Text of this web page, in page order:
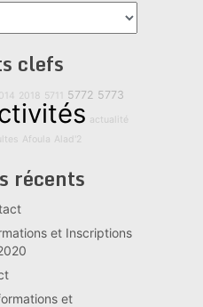
clefs
2018 5711 5772 5773
actualité
Afoula Alad'2
récents
et Inscriptions
et